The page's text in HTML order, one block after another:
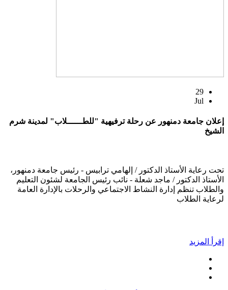
29
Jul
إعلان جامعة دمنهور عن رحلة ترفيهية "للطــــــلاب" لمدينة شرم
الشيخ
تحت رعاية الأستاذ الدكتور / إلهامي ترابيس - رئيس جامعة دمنهور،
الأستاذ الدكتور / ماجد شعلة - نائب رئيس الجامعة لشئون التعليم
والطلاب تنظم إدارة النشاط الاجتماعي والرحلات بالإدارة العامة
لرعاية الطلاب
إقرأ المزيد